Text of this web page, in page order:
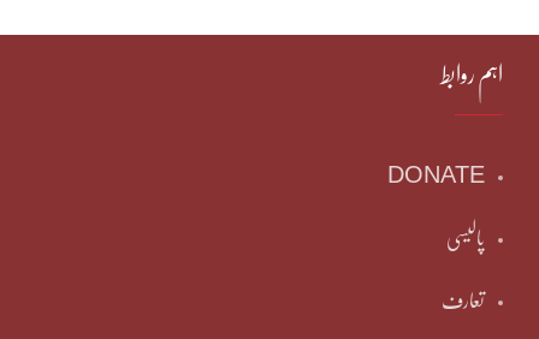
اہم روابط
DONATE
پالیسی
تعارف